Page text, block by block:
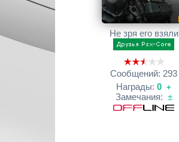
Не зря его взяли
Сообщений: 293
Награды: 0 +
Замечания: ±